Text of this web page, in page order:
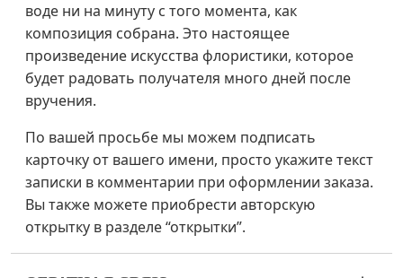
воде ни на минуту с того момента, как
композиция собрана. Это настоящее
произведение искусства флористики, которое
будет радовать получателя много дней после
вручения.
По вашей просьбе мы можем подписать
карточку от вашего имени, просто укажите текст
записки в комментарии при оформлении заказа.
Вы также можете приобрести авторскую
открытку в разделе “открытки”.